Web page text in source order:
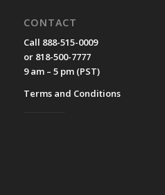
CONTACT
Call 888-515-0009
or 818-500-7777
9 am – 5 pm (PST)
Terms and Conditions